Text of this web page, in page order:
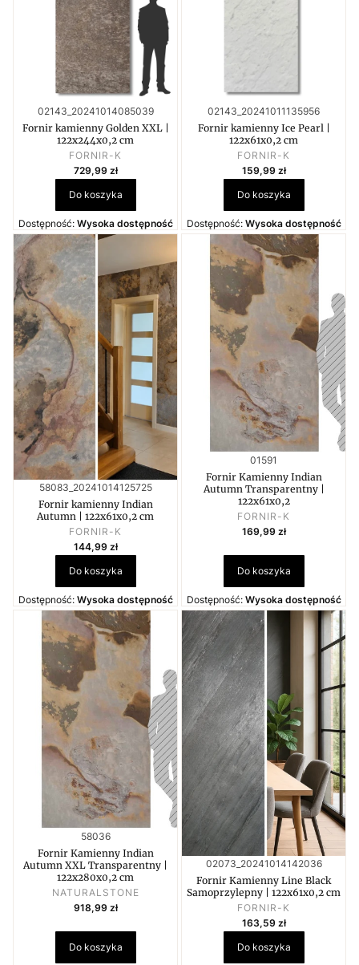
Kod produktu
02143_20241014085039
Fornir kamienny Golden XXL |
122x244x0,2 cm
PRODUCENT
FORNIR-K
Cena
729,99 zł
Do koszyka
Dostępność: Wysoka dostępność
Kod produktu
02143_20241011135956
Fornir kamienny Ice Pearl |
122x61x0,2 cm
PRODUCENT
FORNIR-K
Cena
159,99 zł
Do koszyka
Dostępność: Wysoka dostępność
Kod produktu
58083_20241014125725
Fornir kamienny Indian
Autumn | 122x61x0,2 cm
PRODUCENT
FORNIR-K
Cena
144,99 zł
Do koszyka
Dostępność: Wysoka dostępność
Kod produktu
01591
Fornir Kamienny Indian
Autumn Transparentny |
122x61x0,2
PRODUCENT
FORNIR-K
Cena
169,99 zł
Do koszyka
Dostępność: Wysoka dostępność
Kod produktu
58036
Fornir Kamienny Indian
Autumn XXL Transparentny |
122x280x0,2 cm
PRODUCENT
NATURALSTONE
Cena
918,99 zł
Do koszyka
Kod produktu
02073_20241014142036
Fornir Kamienny Line Black
Samoprzylepny | 122x61x0,2 cm
PRODUCENT
FORNIR-K
Cena
163,59 zł
Do koszyka